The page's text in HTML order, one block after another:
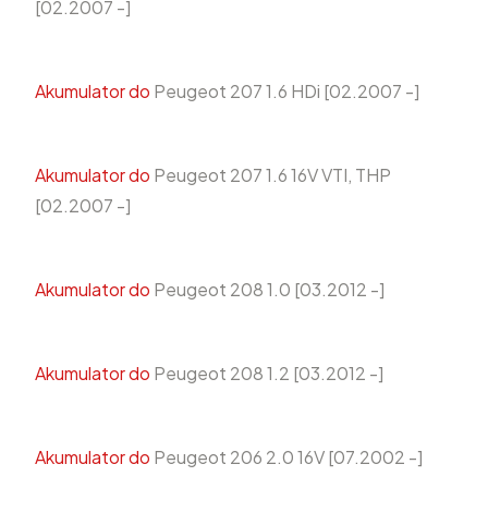
[02.2007 -]
Akumulator do Peugeot 207 1.6 HDi [02.2007 -]
Akumulator do Peugeot 207 1.6 16V VTI, THP
[02.2007 -]
Akumulator do Peugeot 208 1.0 [03.2012 -]
Akumulator do Peugeot 208 1.2 [03.2012 -]
Akumulator do Peugeot 206 2.0 16V [07.2002 -]